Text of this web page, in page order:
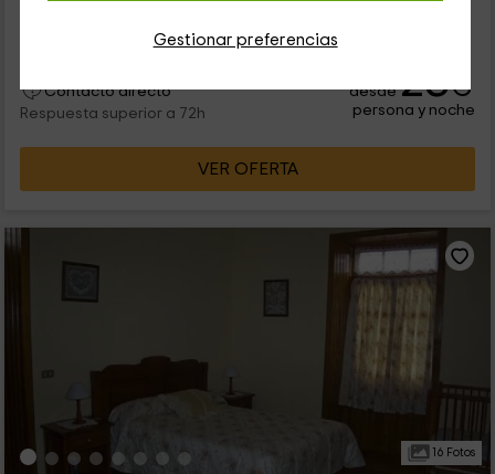
Gestionar preferencias
dentro del archipiélago de las Islas Canarias. Se trata de una
Contacto directo
Respuesta superior a 72h
desde23€
persona y noche
VER OFERTA
16 Fotos